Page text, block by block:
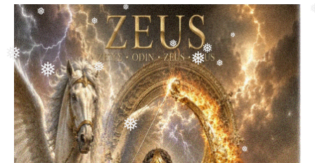
❅ ❅
❅
❅
❅
❅
❅
❅ ❅
❅
❅
❅
❅
❅